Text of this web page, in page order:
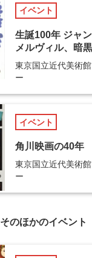
イベント
生誕100年 ジャ
メルヴィル、暗
東京国立近代美術
ー
イベント
角川映画の40年
東京国立近代美術
ー
そのほかのイベント